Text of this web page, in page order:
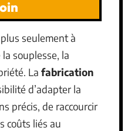
seulement à
souplesse, la
La fabrication
d’adapter la
précis, de raccourcir
coûts liés au